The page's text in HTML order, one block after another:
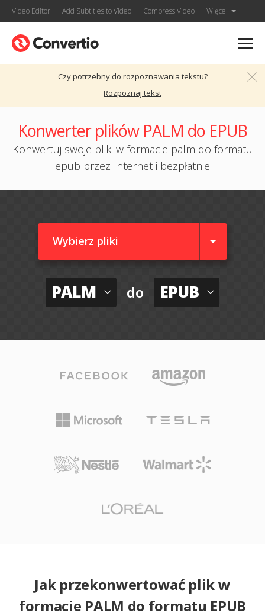
Video Editor Add Subtitles to Video Compress Video Więcej
Czy potrzebny do rozpoznawania tekstu?
Rozpoznaj tekst
Konwerter plików PALM do EPUB
Konwertuj swoje pliki w formacie palm do formatu
epub przez Internet i bezpłatnie
Wybierz pliki
PALM do EPUB
Jak przekonwertować plik w
formacie PALM do formatu EPUB